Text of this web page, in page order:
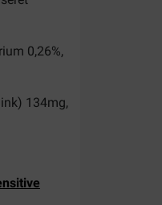
0,26%,
134mg,